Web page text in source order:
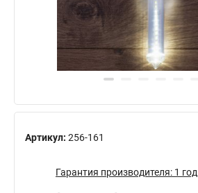
Артикул: 256-161
Гарантия производителя: 1 год